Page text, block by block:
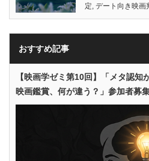
定, デート向き映画
おすすめ記事
【映画学ゼミ第10回】「メタ認
映画鑑賞、何が違う？」参加者募集